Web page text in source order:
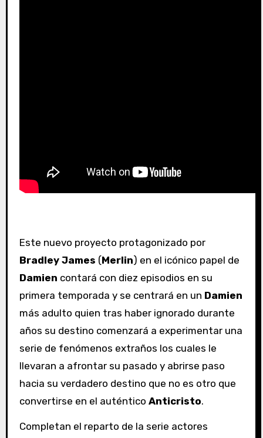
Este nuevo proyecto protagonizado por
Bradley James (Merlin) en el icónico papel de
Damien contará con diez episodios en su
primera temporada y se centrará en un Damien
más adulto quien tras haber ignorado durante
años su destino comenzará a experimentar una
serie de fenómenos extraños los cuales le
llevaran a afrontar su pasado y abrirse paso
hacia su verdadero destino que no es otro que
convertirse en el auténtico Anticristo.
Completan el reparto de la serie actores